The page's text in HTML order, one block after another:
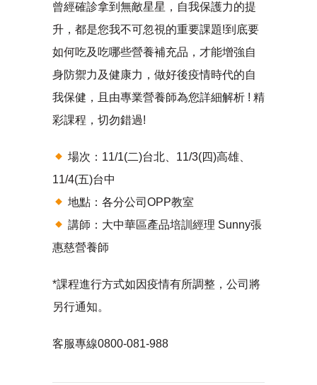
曾經確診拿到無敵星星，自我保護力的提
升，都是您我不可忽視的重要課題!到底要
如何吃及吃哪些營養補充品，才能增強自
身防禦力及健康力，做好後疫情時代的自
我保健，且由專業營養師為您詳細解析 ! 精
彩課程，切勿錯過!
場次：11/1(二)台北、11/3(四)高雄、
11/4(五)台中
地點：各分公司OPP教室
講師：大中華區產品培訓經理 Sunny張
惠慈營養師
*課程進行方式如因疫情有所調整，公司將
另行通知。
客服專線0800-081-988